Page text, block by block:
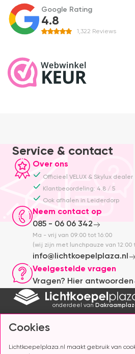
Google Rating
4.8
1,322 Reviews
Service & contact
Over ons
Officieel VELUX & Skylux dealer
Klantbeoordeling: 4.8 / 5
Ook afhalen in Leiderdorp
Neem contact op
085 - 06 06 342
Ma - vrij van 09:00 tot 16:00
(wij zijn met lunchpauze van 12:00
info@lichtkoepelplaza.nl
Veelgestelde vragen
Vragen? Hier antwoorden
onderdeel van
Ma - vrij van
Cookies
Lichtkoepelplaza.nl maakt gebruik van